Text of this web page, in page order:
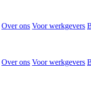
Over ons Voor werkgevers
Over ons Voor werkgevers